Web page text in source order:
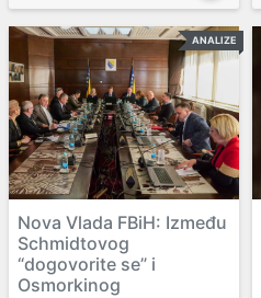
ANALIZE
Nova Vlada FBiH: Između
Schmidtovog
“dogovorite se” i
Osmorkinog